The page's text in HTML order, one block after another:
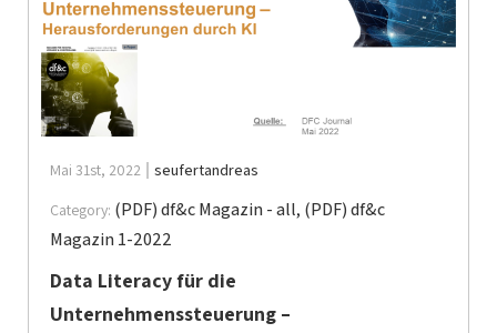
Mai 31st, 2022
seufertandreas
Category: (PDF) df&c Magazin - all, (PDF) df&c
Magazin 1-2022
Data Literacy für die
Unternehmenssteuerung –